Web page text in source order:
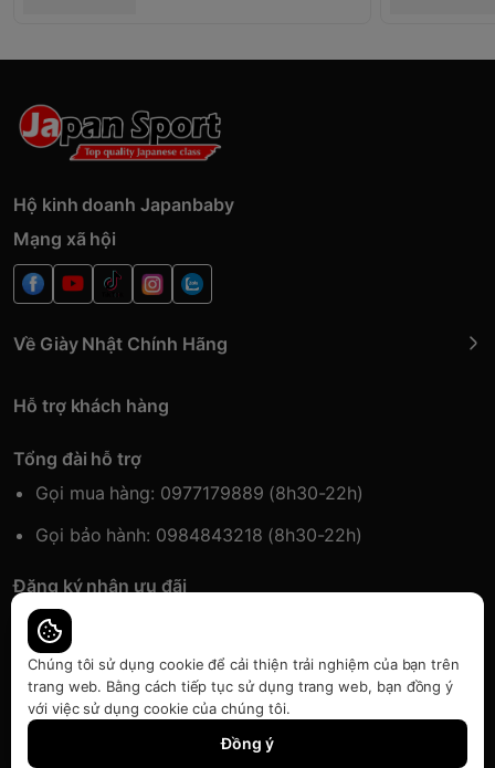
Hộ kinh doanh Japanbaby
Mạng xã hội
Về Giày Nhật Chính Hãng
Hỗ trợ khách hàng
Tổng đài hỗ trợ
Gọi mua hàng: 0977179889 (8h30-22h)
Gọi bảo hành: 0984843218 (8h30-22h)
Đăng ký nhận ưu đãi
Đăng kí để nhận thông tin ưu đãi sớm nhất.
Bàn quyền thuộc về Japansport | Cung cấp bởiSapo
Chúng tôi sử dụng cookie để cải thiện trải nghiệm của bạn trên
trang web. Bằng cách tiếp tục sử dụng trang web, bạn đồng ý
với việc sử dụng cookie của chúng tôi.
Đồng ý